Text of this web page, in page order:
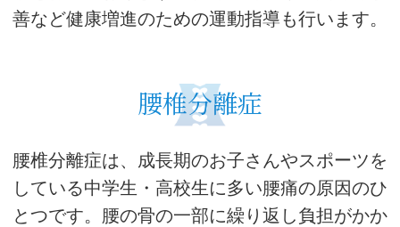
善など健康増進のための運動指導も行います。
腰椎分離症
腰椎分離症は、成長期のお子さんやスポーツを
している中学生・高校生に多い腰痛の原因のひ
とつです。腰の骨の一部に繰り返し負担がかか